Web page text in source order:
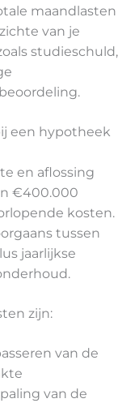
maandlasten
van je
studieschuld,
een hypotheek
en aflossing
€400.000
kosten.
tussen
jaarlijkse
zijn:
van de
van de